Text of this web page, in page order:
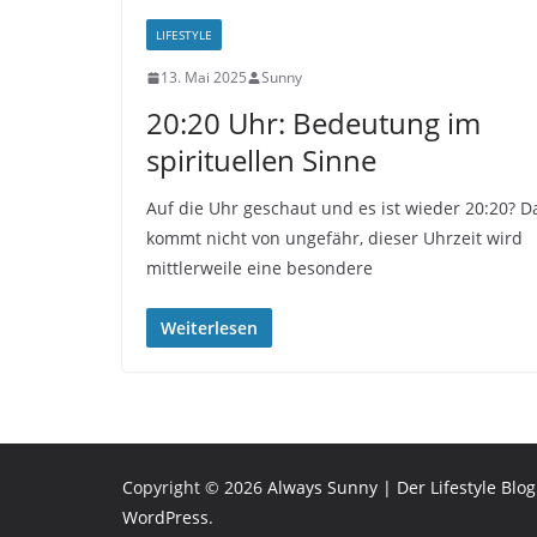
LIFESTYLE
13. Mai 2025 Sunny
20:20 Uhr: Bedeutung im
spirituellen Sinne
Auf die Uhr geschaut und es ist wieder 20:20?
kommt nicht von ungefähr, dieser Uhrzeit wird
mittlerweile eine besondere
Weiterlesen
Copyright © 2026 Always Sunny | Der Lifestyle Blog
WordPress.